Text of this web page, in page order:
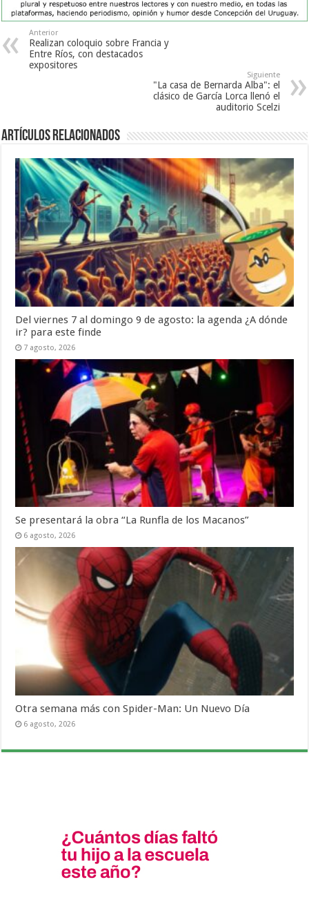
Anterior
Realizan coloquio sobre Francia y
Entre Ríos, con destacados
expositores
Siguiente
"La casa de Bernarda Alba": el
clásico de García Lorca llenó el
auditorio Scelzi
Artículos Relacionados
Del viernes 7 al domingo 9 de agosto: la agenda ¿A dónde
ir? para este finde
7 agosto, 2026
Se presentará la obra “La Runfla de los Macanos”
6 agosto, 2026
Otra semana más con Spider-Man: Un Nuevo Día
6 agosto, 2026